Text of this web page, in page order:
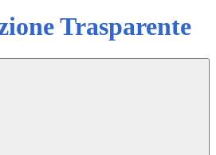
Trasparente